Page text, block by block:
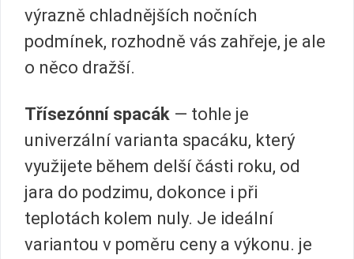
výrazně chladnějších nočních
podmínek, rozhodně vás zahřeje, je ale
o něco dražší.
Třísezónní spacák — tohle je
univerzální varianta spacáku, který
využijete během delší části roku, od
jara do podzimu, dokonce i při
teplotách kolem nuly. Je ideální
variantou v poměru ceny a výkonu. je